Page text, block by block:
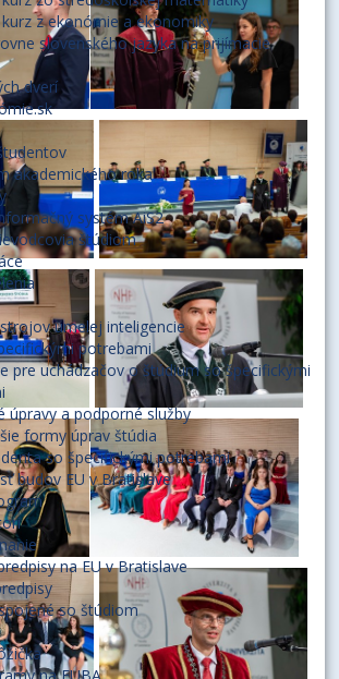
z ekonómie a ekonomiky
slovenského jazyka na prijímacie
dverí
akademického roka
systém AiS2
štúdiom
umelej inteligencie
potrebami
pre uchádzačov o štúdium so špecifickými
úpravy a podporné služby
formy úprav štúdia
so špecifickými potrebami
budov EU v Bratislave
na EU v Bratislave
so štúdiom